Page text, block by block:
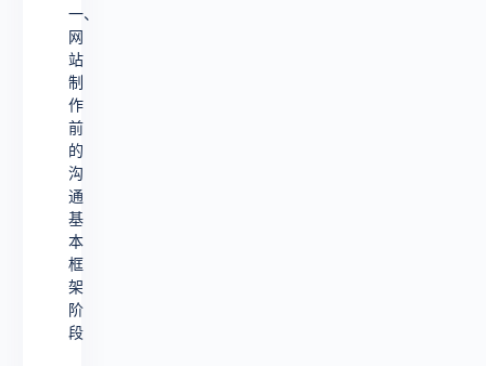
一、
网
站
制
作
前
的
沟
通
基
本
框
架
阶
段